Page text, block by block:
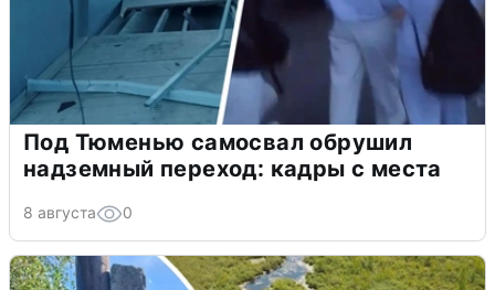
Под Тюменью самосвал обрушил
надземный переход: кадры с места
8 августа 0